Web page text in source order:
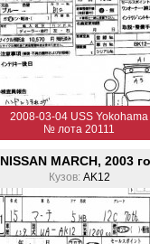
2008-03-04 USS Yokohama
№ лота 20111
NISSAN MARCH, 2003
Кузов: AK12